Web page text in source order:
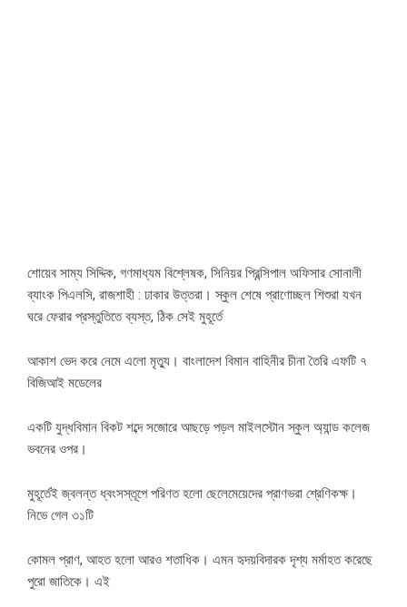
শোয়েব সাম্য সিদ্দিক, গণমাধ্যম বিশ্লেষক, সিনিয়র প্রিন্সিপাল অফিসার সোনালী
ব্যাংক পিএলসি, রাজশাহী : ঢাকার উত্তরা। স্কুল শেষে প্রাণোচ্ছল শিশুরা যখন
ঘরে ফেরার প্রস্তুতিতে ব্যস্ত, ঠিক সেই মুহূর্তে
আকাশ ভেদ করে নেমে এলো মৃত্যু। বাংলাদেশ বিমান বাহিনীর চীনা তৈরি এফটি ৭
বিজিআই মডেলের
একটি যুদ্ধবিমান বিকট শব্দে সজোরে আছড়ে পড়ল মাইলস্টোন স্কুল অ্যান্ড কলেজ
ভবনের ওপর।
মুহূর্তেই জ্বলন্ত ধ্বংসস্তূপে পরিণত হলো ছেলেমেয়েদের প্রাণভরা শ্রেণিকক্ষ।
নিভে গেল ৩১টি
কোমল প্রাণ, আহত হলো আরও শতাধিক। এমন হৃদয়বিদারক দৃশ্য মর্মাহত করেছে
পুরো জাতিকে। এই